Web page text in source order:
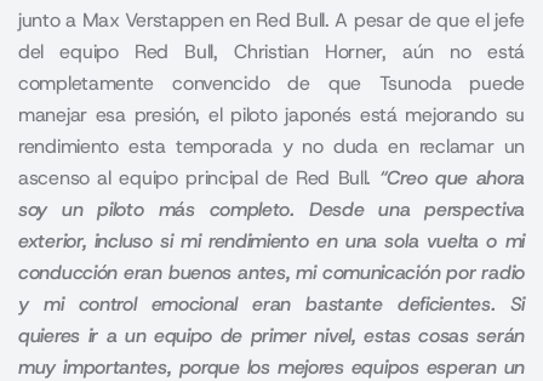
junto a Max Verstappen en Red Bull. A pesar de que el jefe
del equipo Red Bull, Christian Horner, aún no está
completamente convencido de que Tsunoda puede
manejar esa presión, el piloto japonés está mejorando su
rendimiento esta temporada y no duda en reclamar un
ascenso al equipo principal de Red Bull. “Creo que ahora
soy un piloto más completo. Desde una perspectiva
exterior, incluso si mi rendimiento en una sola vuelta o mi
conducción eran buenos antes, mi comunicación por radio
y mi control emocional eran bastante deficientes. Si
quieres ir a un equipo de primer nivel, estas cosas serán
muy importantes, porque los mejores equipos esperan un